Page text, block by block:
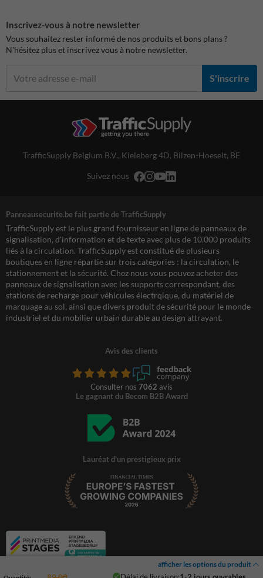
afficher les options du produit
Inscrivez-vous à notre newsletter
Vous souhaitez rester informé de nos produits et bons plans ?
N'hésitez plus et inscrivez vous à notre newsletter.
S'inscrire
TrafficSupply Belgium B.V., Kieleberg 4D, Bilzen-Hoeselt, BE
Suivez nous
Panneausecurite.be fait partie de TrafficSupply
TrafficSupply est le plus grand fournisseur en ligne de panneaux de
signalisation, d'information et de texte avec plus de 10.000 produits
liés à la circulation. TrafficSupply est constitué de plusieurs
boutiques en ligne répartie sur trois catégories : la circulation, le
stationnement et la sécurité. Chez nous vous pouvez acheter des
panneaux de signalisation avec les supports correspondant, des
stations de recharge pour véhicules électrqique, du matériel de
marquage au sol, ainsi que divers produit de sécurité pour le monde
industriel et du mobilier urbain durable au design attrayant.
Avis des clients
Consulter nos 7062 avis
Le gagnant du Becom B2B Award
Lauréat d'un prestigieux prix